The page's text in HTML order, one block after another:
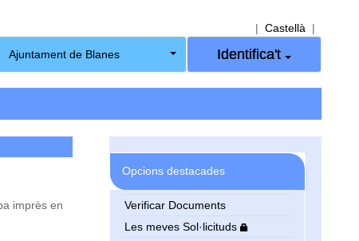
| Castellà |
Identifica't
Ajuntament de Blanes
imprès en
Opcions destacades
Verificar Documents
Les meves Sol·licituds